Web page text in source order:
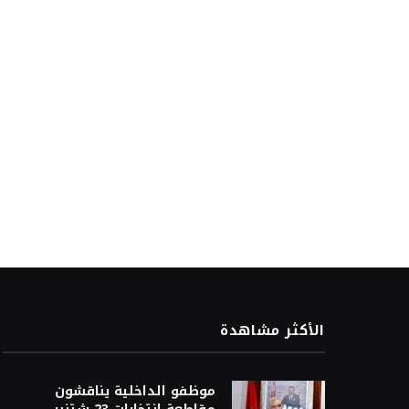
الأكثر مشاهدة
موظفو الداخلية يناقشون